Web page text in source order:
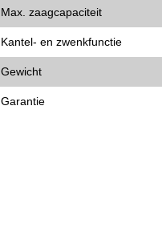
Max. zaagcapaciteit
Kantel- en zwenkfunctie
Gewicht
Garantie